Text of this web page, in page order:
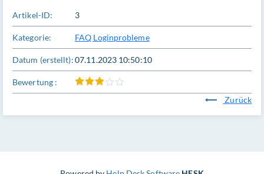
Artikel-ID: 3
Kategorie: FAQ Loginprobleme
Datum (erstellt):07.11.2023 10:50:10
Bewertung :
Zurück